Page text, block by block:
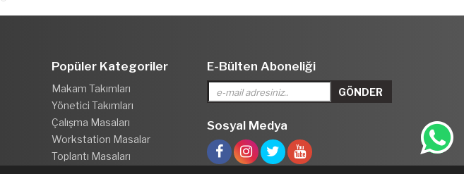
Popüler Kategoriler
Makam Takımları
Yönetici Takımları
Çalışma Masaları
Workstation Masalar
Toplantı Masaları
E-Bülten Aboneliği
Sosyal Medya